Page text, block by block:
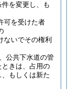
を変更し、も
可を受けた者
ないでその権利
公共下水道の管
きは、占用の
もしくは新た